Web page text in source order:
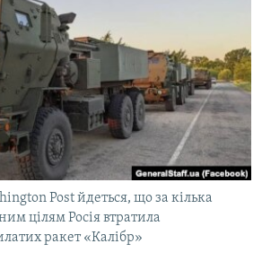
Post йдеться, що за кілька
цілям Росія втратила
ракет «Калібр»